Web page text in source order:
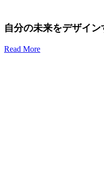
自分の未来をデザイン
Read More